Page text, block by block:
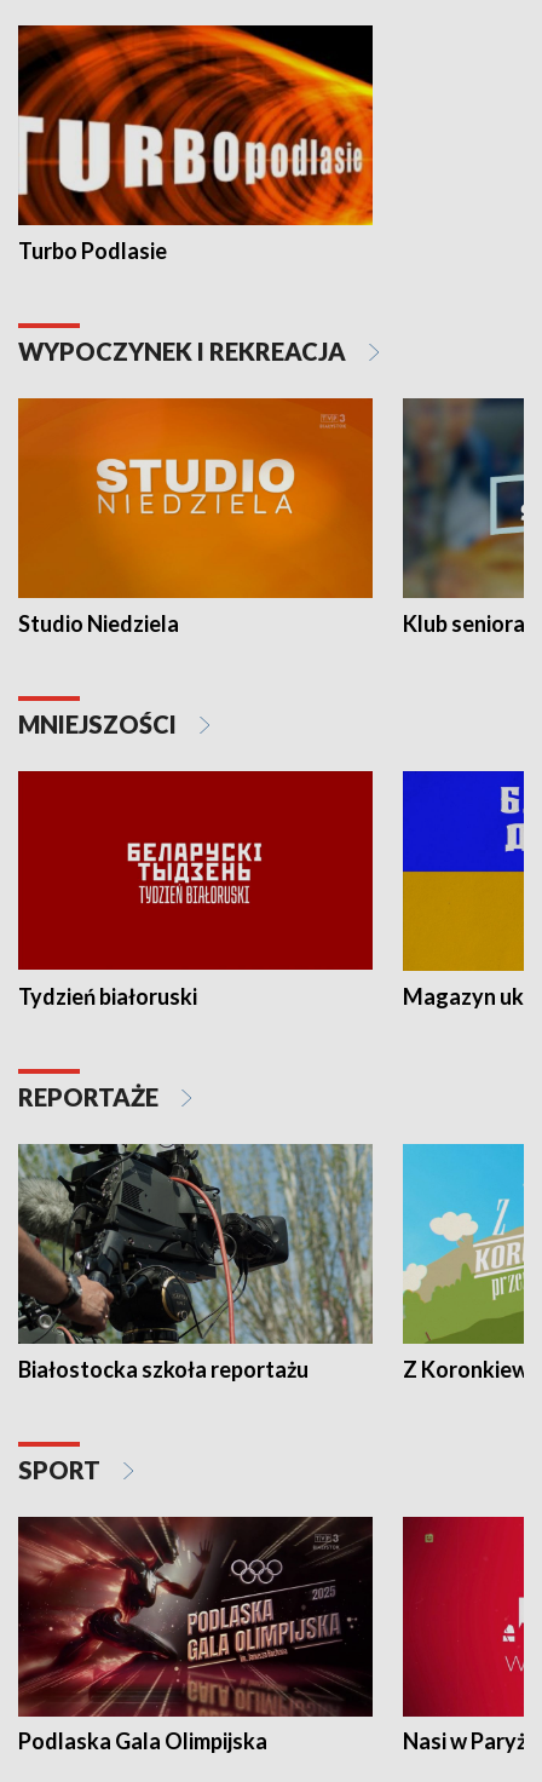
Turbo Podlasie
WYPOCZYNEK I REKREACJA
Studio Niedziela Klub seniora
MNIEJSZOŚCI
Tydzień białoruski Magazyn
REPORTAŻE
Białostocka szkoła reportażu Z
SPORT
Podlaska Gala Olimpijska Nasi w Paryżu